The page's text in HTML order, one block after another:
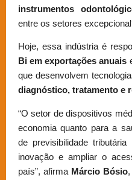
instrumentos
entre os setores
Hoje, essa indústria é
Bi em exportações anuais
que desenvolvem
diagnóstico, tratamento e
“O setor de dispositivos
economia quanto para a
de previsibilidade
inovação e ampliar o
país”, afirma Márcio Bósio